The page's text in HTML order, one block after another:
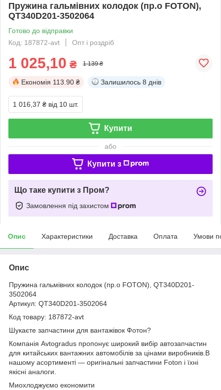
Пружина гальмівних колодок (пр.о FOTON),
QT340D201-3502064
Готово до відправки
Код: 187872-avt
Опт і роздріб
1 025,10 ₴ 1 139 ₴
Економія 113.90 ₴ Залишилось 8 днів
1 016,37 ₴ від 10 шт.
Купити
або
Купити з
Що таке купити з Пром?
Замовлення під захистом
Опис Характеристики Доставка Оплата Умови
Опис
Пружина гальмівних колодок (пр.о FOTON), QT340D201-
3502064
Артикул: QT340D201-3502064
Код товару: 187872-avt
Шукаєте запчастини для вантажівок Фотон?
Компанія Avtogradus пропонує широкий вибір автозапчастин
для китайських вантажних автомобілів за цінами виробників.В
нашому асортименті — оригінальні запчастини Foton і їхні
якісні аналоги.
Миохлоджуємо економити